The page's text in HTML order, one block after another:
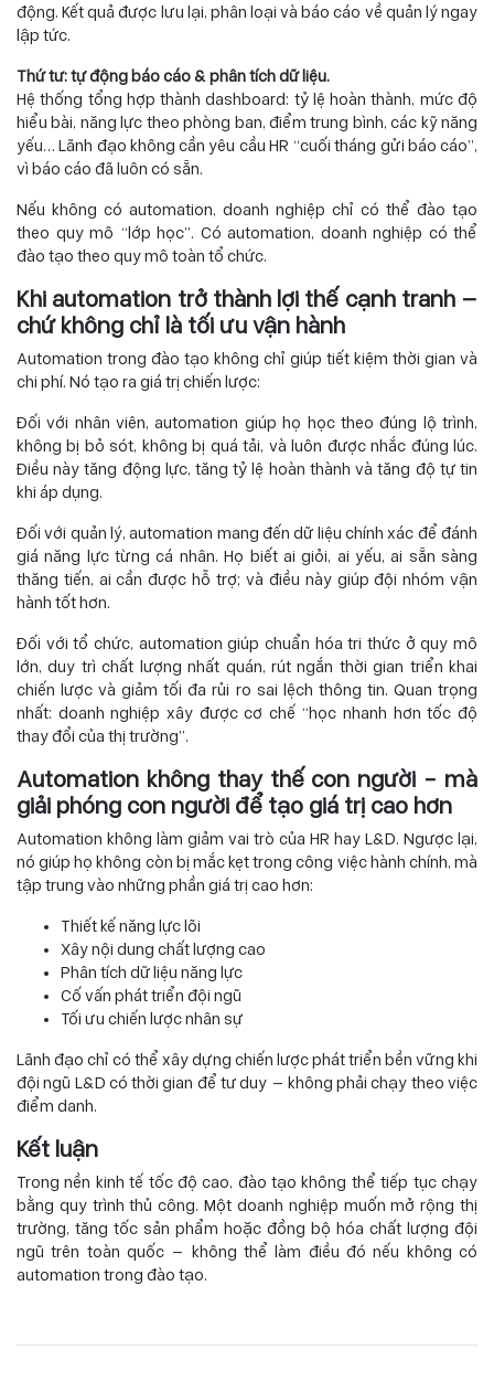
động. Kết quả được lưu lại, phân loại và báo cáo về quản lý ngay
lập tức.
Thứ tư: tự động báo cáo & phân tích dữ liệu.
Hệ thống tổng hợp thành dashboard: tỷ lệ hoàn thành, mức độ
hiểu bài, năng lực theo phòng ban, điểm trung bình, các kỹ năng
yếu… Lãnh đạo không cần yêu cầu HR “cuối tháng gửi báo cáo”,
vì báo cáo đã luôn có sẵn.
Nếu không có automation, doanh nghiệp chỉ có thể đào tạo
theo quy mô “lớp học”. Có automation, doanh nghiệp có thể
đào tạo theo quy mô toàn tổ chức.
Khi automation trở thành lợi thế cạnh tranh —
chứ không chỉ là tối ưu vận hành
Automation trong đào tạo không chỉ giúp tiết kiệm thời gian và
chi phí. Nó tạo ra giá trị chiến lược:
Đối với nhân viên, automation giúp họ học theo đúng lộ trình,
không bị bỏ sót, không bị quá tải, và luôn được nhắc đúng lúc.
Điều này tăng động lực, tăng tỷ lệ hoàn thành và tăng độ tự tin
khi áp dụng.
Đối với quản lý, automation mang đến dữ liệu chính xác để đánh
giá năng lực từng cá nhân. Họ biết ai giỏi, ai yếu, ai sẵn sàng
thăng tiến, ai cần được hỗ trợ; và điều này giúp đội nhóm vận
hành tốt hơn.
Đối với tổ chức, automation giúp chuẩn hóa tri thức ở quy mô
lớn, duy trì chất lượng nhất quán, rút ngắn thời gian triển khai
chiến lược và giảm tối đa rủi ro sai lệch thông tin. Quan trọng
nhất: doanh nghiệp xây được cơ chế “học nhanh hơn tốc độ
thay đổi của thị trường”.
Automation không thay thế con người – mà
giải phóng con người để tạo giá trị cao hơn
Automation không làm giảm vai trò của HR hay L&D. Ngược lại,
nó giúp họ không còn bị mắc kẹt trong công việc hành chính, mà
tập trung vào những phần giá trị cao hơn:
Thiết kế năng lực lõi
Xây nội dung chất lượng cao
Phân tích dữ liệu năng lực
Cố vấn phát triển đội ngũ
Tối ưu chiến lược nhân sự
Lãnh đạo chỉ có thể xây dựng chiến lược phát triển bền vững khi
đội ngũ L&D có thời gian để tư duy — không phải chạy theo việc
điểm danh.
Kết luận
Trong nền kinh tế tốc độ cao, đào tạo không thể tiếp tục chạy
bằng quy trình thủ công. Một doanh nghiệp muốn mở rộng thị
trường, tăng tốc sản phẩm hoặc đồng bộ hóa chất lượng đội
ngũ trên toàn quốc — không thể làm điều đó nếu không có
automation trong đào tạo.